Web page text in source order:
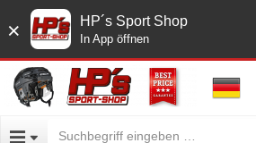
× HP´s Sport Shop
In App öffnen